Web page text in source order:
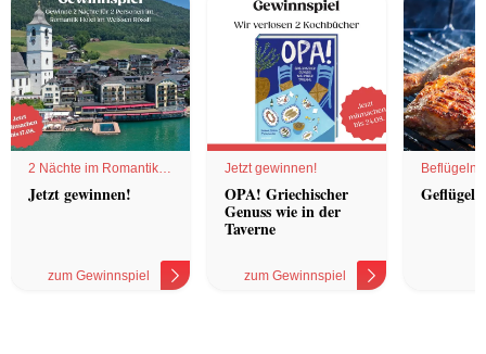
2 Nächte im Romantik
Hotel
Jetzt gewinnen!
zum Gewinnspiel
Jetzt gewinnen!
OPA! Griechischer
Genuss wie in der
Taverne
zum Gewinnspiel
Geflügel